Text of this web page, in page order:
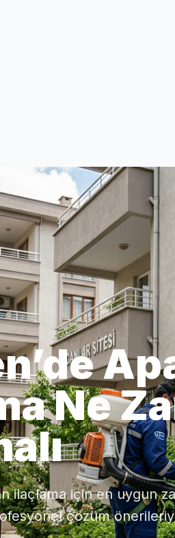
Ne
ilaçlama için en uygun
çözüm